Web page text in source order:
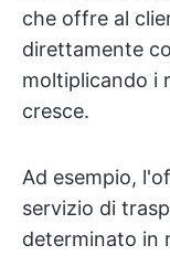
che offre al
direttamente
moltiplicando i
cresce.
Ad esempio,
servizio di
determinato in